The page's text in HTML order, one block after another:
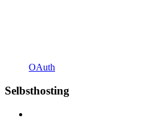
OAuth
Selbsthosting